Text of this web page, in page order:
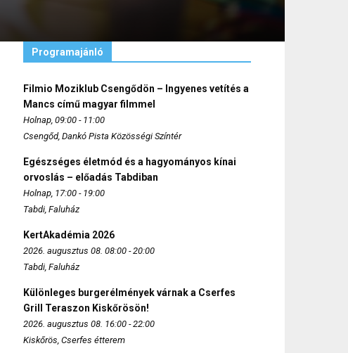
Programajánló
Filmio Moziklub Csengődön – Ingyenes vetítés a
Mancs című magyar filmmel
Holnap, 09:00 - 11:00
Csengőd, Dankó Pista Közösségi Színtér
Egészséges életmód és a hagyományos kínai
orvoslás – előadás Tabdiban
Holnap, 17:00 - 19:00
Tabdi, Faluház
KertAkadémia 2026
2026. augusztus 08. 08:00 - 20:00
Tabdi, Faluház
Különleges burgerélmények várnak a Cserfes
Grill Teraszon Kiskőrösön!
2026. augusztus 08. 16:00 - 22:00
Kiskőrös, Cserfes étterem